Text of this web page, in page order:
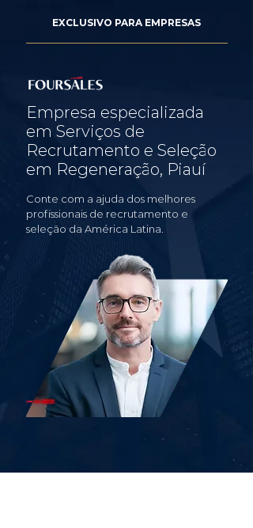
EXCLUSIVO PARA EMPRESAS
Empresa especializada
em Serviços de
Recrutamento e Seleção
em Regeneração, Piauí
Conte com a ajuda dos melhores
profissionais de recrutamento e
seleção da América Latina.